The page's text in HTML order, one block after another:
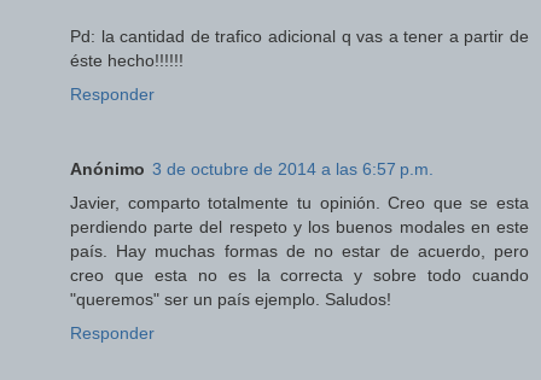
Pd: la cantidad de trafico adicional q vas a tener a partir de
éste hecho!!!!!!
Responder
Anónimo 3 de octubre de 2014 a las 6:57 p.m.
Javier, comparto totalmente tu opinión. Creo que se esta
perdiendo parte del respeto y los buenos modales en este
país. Hay muchas formas de no estar de acuerdo, pero
creo que esta no es la correcta y sobre todo cuando
"queremos" ser un país ejemplo. Saludos!
Responder